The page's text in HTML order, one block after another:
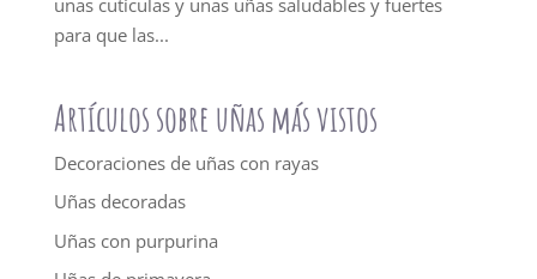
para que las...
Artículos sobre uñas más vistos
Decoraciones de uñas con rayas
Uñas decoradas
Uñas con purpurina